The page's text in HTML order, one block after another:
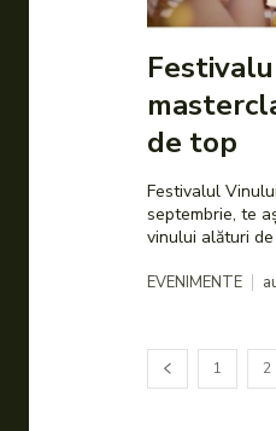
de top
Festivalul
septembrie, te
vinului alături
EVENIMENTE
1 2